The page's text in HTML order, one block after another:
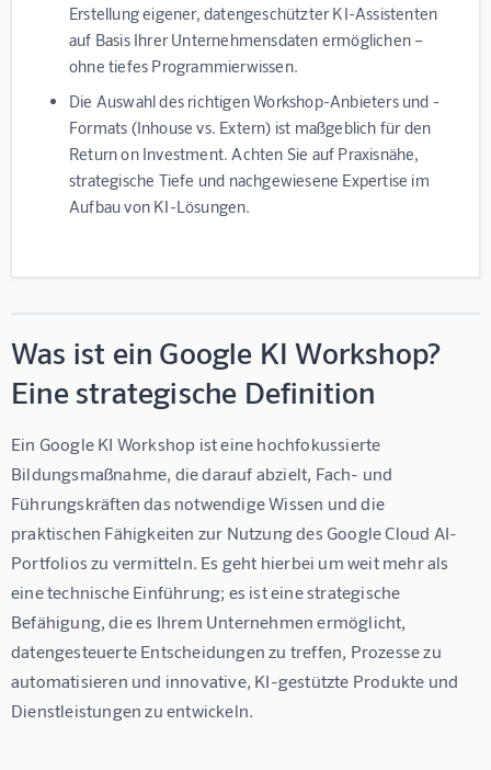
Erstellung eigener, datengeschützter KI-Assistenten
auf Basis Ihrer Unternehmensdaten ermöglichen –
ohne tiefes Programmierwissen.
Die Auswahl des richtigen Workshop-Anbieters und -
Formats (Inhouse vs. Extern) ist maßgeblich für den
Return on Investment. Achten Sie auf Praxisnähe,
strategische Tiefe und nachgewiesene Expertise im
Aufbau von KI-Lösungen.
Was ist ein Google KI Workshop?
Eine strategische Definition
Ein Google KI Workshop ist eine hochfokussierte
Bildungsmaßnahme, die darauf abzielt, Fach- und
Führungskräften das notwendige Wissen und die
praktischen Fähigkeiten zur Nutzung des Google Cloud AI-
Portfolios zu vermitteln. Es geht hierbei um weit mehr als
eine technische Einführung; es ist eine strategische
Befähigung, die es Ihrem Unternehmen ermöglicht,
datengesteuerte Entscheidungen zu treffen, Prozesse zu
automatisieren und innovative, KI-gestützte Produkte und
Dienstleistungen zu entwickeln.